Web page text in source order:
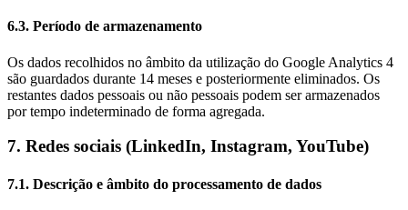
6.3. Período de armazenamento
Os dados recolhidos no âmbito da utilização do Google Analytics 4
são guardados durante 14 meses e posteriormente eliminados. Os
restantes dados pessoais ou não pessoais podem ser armazenados
por tempo indeterminado de forma agregada.
7. Redes sociais (LinkedIn, Instagram, YouTube)
7.1. Descrição e âmbito do processamento de dados